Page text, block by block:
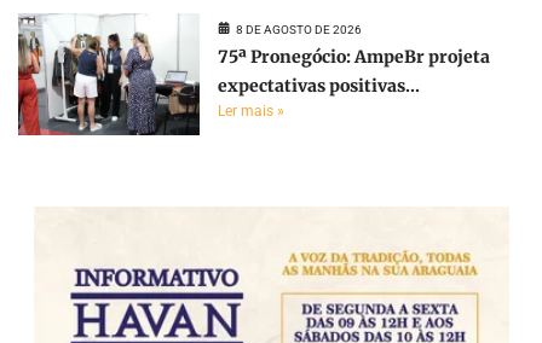
8 DE AGOSTO DE 2026
75ª Pronegócio: AmpeBr projeta
expectativas positivas...
Ler mais »